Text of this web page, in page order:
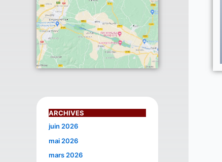
ARCHIVES
juin 2026
mai 2026
mars 2026